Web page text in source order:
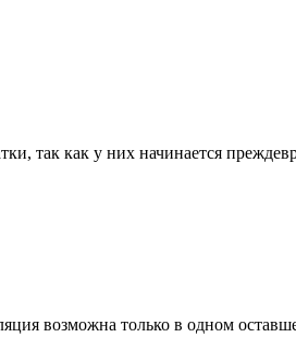
так как у них начинается
возможна только в одном